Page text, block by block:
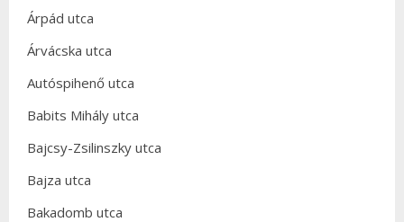
Árpád utca
Árvácska utca
Autóspihenő utca
Babits Mihály utca
Bajcsy-Zsilinszky utca
Bajza utca
Bakadomb utca